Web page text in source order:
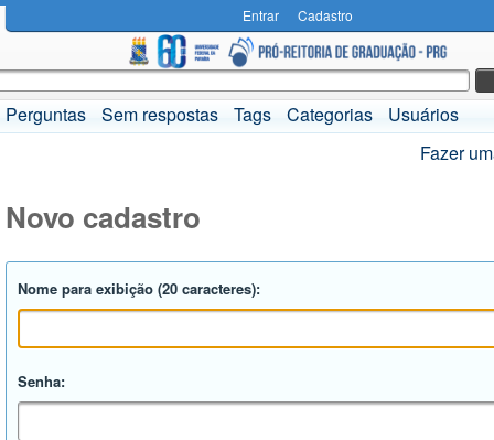
Entrar Cadastro
Perguntas Sem respostas Tags Categorias
Usuários
Fazer
Novo cadastro
Nome para exibição (20 caracteres):
Senha: